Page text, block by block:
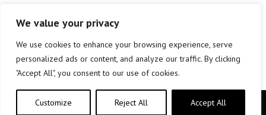
We value your privacy
We use cookies to enhance your browsing experience, serve
personalized ads or content, and analyze our traffic. By clicking
"Accept All", you consent to our use of cookies.
Customize Reject All Accept All
Copyright © elkar Argitaletxeak 2019